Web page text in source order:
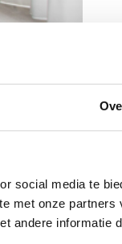
social media te
met onze partners
andere informatie